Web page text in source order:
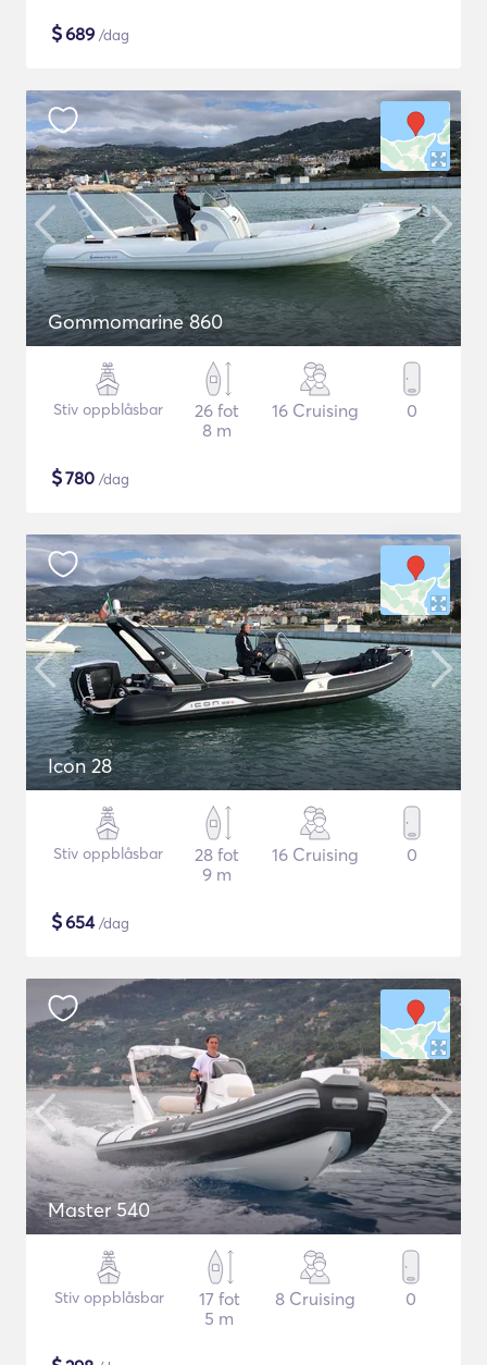
$689 /dag
Gommomarine 860
Stiv oppblåsbar
26 fot
8 m
16 Cruising 0
$780 /dag
Icon 28
Stiv oppblåsbar
28 fot
9 m
16 Cruising 0
$654/dag
Master 540
Stiv oppblåsbar
17 fot
5 m
8 Cruising 0